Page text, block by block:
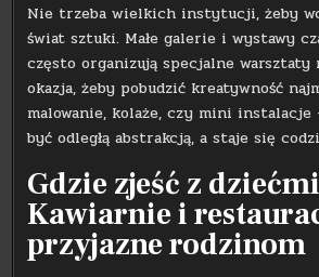
Nie trzeba wielkich instytucji, żeby
świat sztuki. Małe galerie i wystawy
często organizują specjalne warsztaty
okazja, żeby pobudzić kreatywność
malowanie, kolaże, czy mini
być odległą abstrakcją, a staje się
Gdzie zjeść z
Kawiarnie i
przyjazne rodzinom